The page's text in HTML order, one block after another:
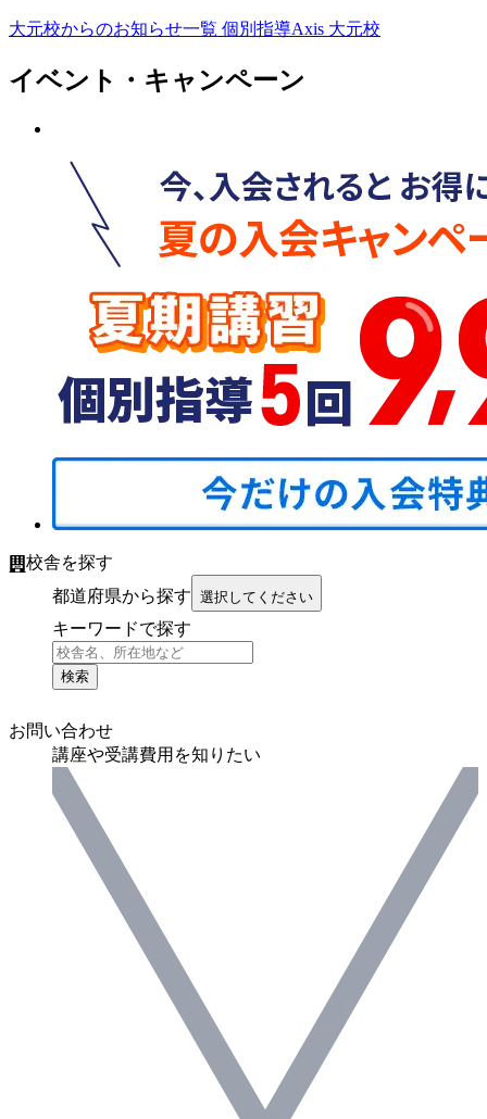
大元校からのお知らせ一覧 個別指導Axis 大元校
イベント・キャンペーン
校舎を探す
都道府県から探す 選択してください
キーワードで探す
検索
お問い合わせ
講座や受講費用を知りたい